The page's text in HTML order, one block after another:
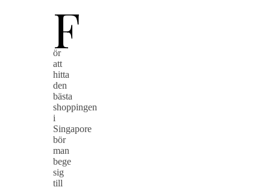
F
ör
att
hitta
den
bästa
shoppingen
i
Singapore
bör
man
bege
sig
till